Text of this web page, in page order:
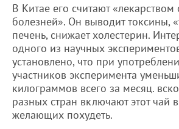
В Китае его считают «лекарством
болезней». Он выводит токсины,
печень, снижает холестерин.
одного из научных
установлено, что при
участников эксперимента
килограммов всего за месяц.
разных стран включают этот чай
желающих похудеть.